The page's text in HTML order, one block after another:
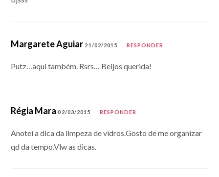
Margarete Aguiar 21/02/2015 RESPONDER
Putz…aqui também. Rsrs… Beijos querida!
Régia Mara 02/03/2015 RESPONDER
Anotei a dica da limpeza de vidros.Gosto de me organizar
qd da tempo.Vlw as dicas.